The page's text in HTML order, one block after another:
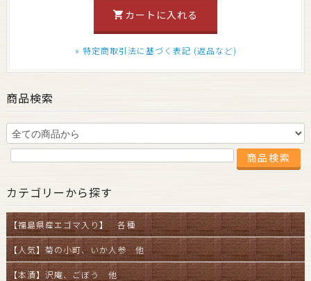
» 特定商取引法に基づく表記 (返品など)
商品検索
カテゴリーから探す
【福島県産エゴマ入り】 各種
【人気】菊の小町、いか人参 他
【本漬】沢庵、ごぼう 他